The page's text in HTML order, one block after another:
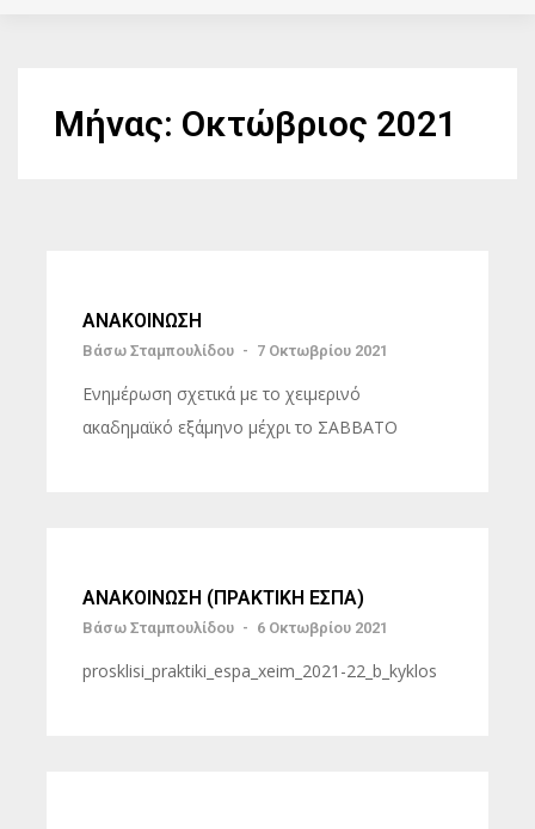
Μήνας: Οκτώβριος 2021
ΑΝΑΚΟΙΝΩΣΗ
Βάσω Σταμπουλίδου - 7 Οκτωβρίου 2021
Ενημέρωση σχετικά με το χειμερινό
ακαδημαϊκό εξάμηνο μέχρι το ΣΑΒΒΑΤΟ
ΑΝΑΚΟΙΝΩΣΗ (ΠΡΑΚΤΙΚΗ ΕΣΠΑ)
Βάσω Σταμπουλίδου - 6 Οκτωβρίου 2021
prosklisi_praktiki_espa_xeim_2021-22_b_kyklos